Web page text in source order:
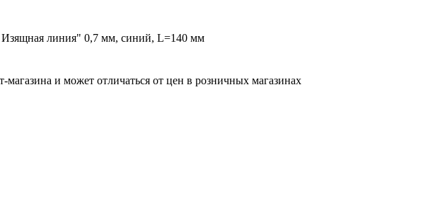
линия" 0,7 мм, синий, L=140 мм
магазина и может отличаться от цен в розничных магазинах